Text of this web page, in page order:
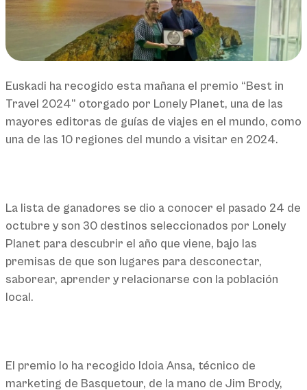
Euskadi ha recogido esta mañana el premio “Best in
Travel 2024” otorgado por Lonely Planet, una de las
mayores editoras de guías de viajes en el mundo, como
una de las 10 regiones del mundo a visitar en 2024.
La lista de ganadores se dio a conocer el pasado 24 de
octubre y son 30 destinos seleccionados por Lonely
Planet para descubrir el año que viene, bajo las
premisas de que son lugares para desconectar,
saborear, aprender y relacionarse con la población
local.
El premio lo ha recogido Idoia Ansa, técnico de
marketing de Basquetour, de la mano de Jim Brody,